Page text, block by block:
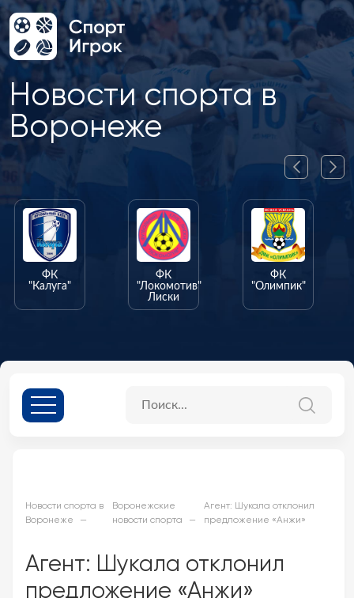
Новости спорта в
Воронеже
ФК
"Калуга"
ФК
"Локомотив"
Лиски
ФК
"Олимпик"
Новости спорта в
Воронеже
Воронежские
новости спорта
Агент: Шукала отклонил
предложение «Анжи»
Агент: Шукала отклонил
предложение «Анжи»